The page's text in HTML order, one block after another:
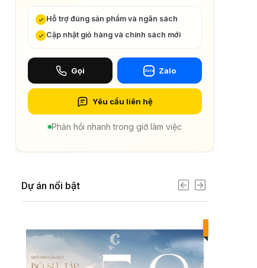
Hỗ trợ đúng sản phẩm và ngân sách
Cập nhật giỏ hàng và chính sách mới
Gọi Zalo Zalo
Yêu cầu liên hệ
Phản hồi nhanh trong giờ làm việc
Dự án nổi bật